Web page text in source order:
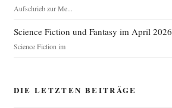
Aufschrieb zur Me...
Science Fiction und Fantasy im April 2026
Science Fiction im
DIE LETZTEN BEITRÄGE